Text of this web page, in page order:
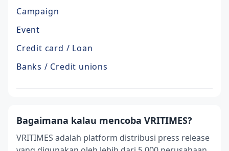
Campaign
Event
Credit card / Loan
Banks / Credit unions
Bagaimana kalau mencoba VRITIMES?
VRITIMES adalah platform distribusi press release